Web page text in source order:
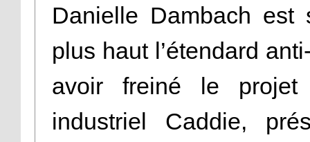
Danielle Dambach
plus haut l’étendard
avoir freiné le projet
industriel Caddie,